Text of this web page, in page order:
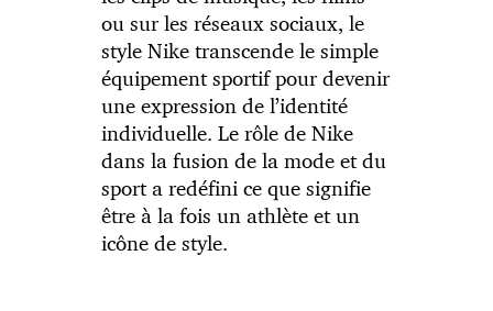
ou sur les réseaux sociaux, le
style Nike transcende le simple
équipement sportif pour devenir
une expression de l’identité
individuelle. Le rôle de Nike
dans la fusion de la mode et du
sport a redéfini ce que signifie
être à la fois un athlète et un
icône de style.